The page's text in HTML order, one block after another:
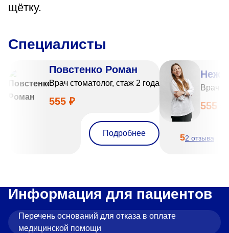
щётку.
Специалисты
Повстенко Роман
Врач стоматолог, стаж 2 года
555 ₽
Подробнее
Врач
555 ₽
52 отзыва
Информация для пациентов
Перечень оснований для отказа в оплате
медицинской помощи